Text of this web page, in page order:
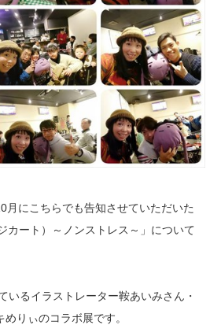
月にこちらでも告知させていただいた
カート）～ノンストレス～」について
いるイラストレーター鞍あいみさん・
りぃのコラボ展です。